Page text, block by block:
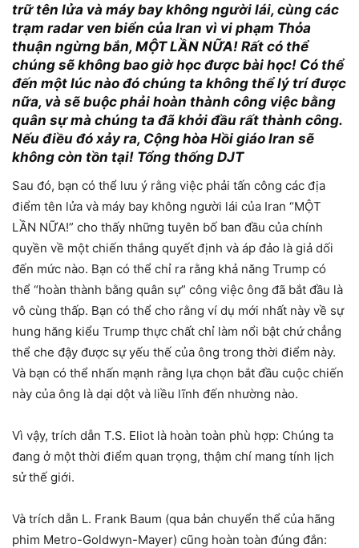
trữ tên lửa và máy bay không người lái, cùng các
trạm radar ven biển của Iran vì vi phạm Thỏa
thuận ngừng bắn, MỘT LẦN NỮA! Rất có thể
chúng sẽ không bao giờ học được bài học! Có thể
đến một lúc nào đó chúng ta không thể lý trí được
nữa, và sẽ buộc phải hoàn thành công việc bằng
quân sự mà chúng ta đã khởi đầu rất thành công.
Nếu điều đó xảy ra, Cộng hòa Hồi giáo Iran sẽ
không còn tồn tại! Tổng thống DJT
Sau đó, bạn có thể lưu ý rằng việc phải tấn công các địa
điểm tên lửa và máy bay không người lái của Iran “MỘT
LẦN NỮA!” cho thấy những tuyên bố ban đầu của chính
quyền về một chiến thắng quyết định và áp đảo là giả dối
đến mức nào. Bạn có thể chỉ ra rằng khả năng Trump có
thể “hoàn thành bằng quân sự” công việc ông đã bắt đầu là
vô cùng thấp. Bạn có thể cho rằng ví dụ mới nhất này về sự
hung hăng kiểu Trump thực chất chỉ làm nổi bật chứ chẳng
thể che đậy được sự yếu thế của ông trong thời điểm này.
Và bạn có thể nhấn mạnh rằng lựa chọn bắt đầu cuộc chiến
này của ông là dại dột và liều lĩnh đến nhường nào.
Vì vậy, trích dẫn T.S. Eliot là hoàn toàn phù hợp: Chúng ta
đang ở một thời điểm quan trọng, thậm chí mang tính lịch
sử thế giới.
Và trích dẫn L. Frank Baum (qua bản chuyển thể của hãng
phim Metro-Goldwyn-Mayer) cũng hoàn toàn đúng đắn: